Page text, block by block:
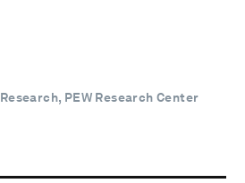
PEW Research Center